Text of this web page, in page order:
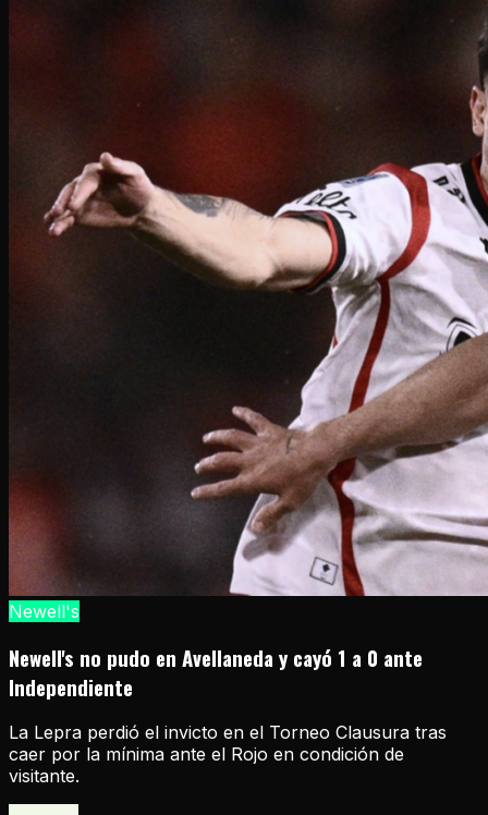
Newell's
Newell's no pudo en Avellaneda y cayó 1 a 0 ante
Independiente
La Lepra perdió el invicto en el Torneo Clausura tras
caer por la mínima ante el Rojo en condición de
visitante.